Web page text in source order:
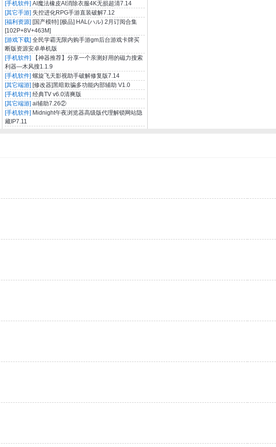
[手机软件] AI魔法橡皮AI消除衣服4K无损超清7.14
[其它手游] 失控进化RPG手游直装破解7.12
[福利资源] [国产模特] [极品] HAL(ハル) 2月订阅合集
[102P+8V+463M]
[游戏下载] 全民学霸无限内购手游gm后台游戏卡牌买
断版资源安卓单机版
[手机软件]
【神器推荐】分享一个亲测好用的磁力搜索
利器—木风搜1.1.9
[手机软件] 螺旋飞天影视助手破解修复版7.14
[其它端游] [修改器]黑暗欺骗多功能内部辅助 V1.0
[手机软件] 经典TV v6.0清爽版
[其它端游] ai辅助7.26②
[手机软件] Midnight午夜浏览器高级版代理解锁网站隐
藏IP7.11